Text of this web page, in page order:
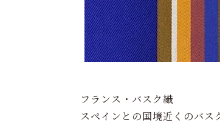
フランス・バスク織
スペインとの国境近くのバス